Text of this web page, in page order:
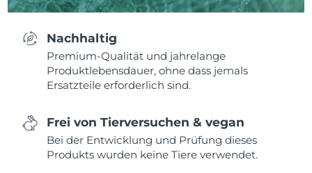
Nachhaltig
Premium-Qualität und jahrelange
Produktlebensdauer, ohne dass jemals
Ersatzteile erforderlich sind.
Frei von Tierversuchen & vegan
Bei der Entwicklung und Prüfung dieses
Produkts wurden keine Tiere verwendet.